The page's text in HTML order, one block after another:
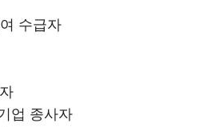
수급자
업 종사자